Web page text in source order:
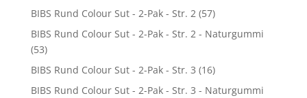
BIBS Rund Colour Sut - 2-Pak - Str. 2 (57)
BIBS Rund Colour Sut - 2-Pak - Str. 2 - Naturgummi
(53)
BIBS Rund Colour Sut - 2-Pak - Str. 3 (16)
BIBS Rund Colour Sut - 2-Pak - Str. 3 - Naturgummi